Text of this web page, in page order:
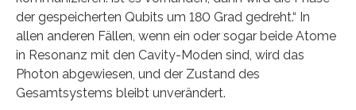
der gespeicherten Qubits um 180 Grad gedreht.“ In
allen anderen Fällen, wenn ein oder sogar beide Atome
in Resonanz mit den Cavity-Moden sind, wird das
Photon abgewiesen, und der Zustand des
Gesamtsystems bleibt unverändert.